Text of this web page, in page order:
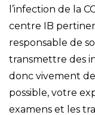
l’infection de la
centre IB
responsable de
transmettre des
donc vivement
possible, votre
examens et les